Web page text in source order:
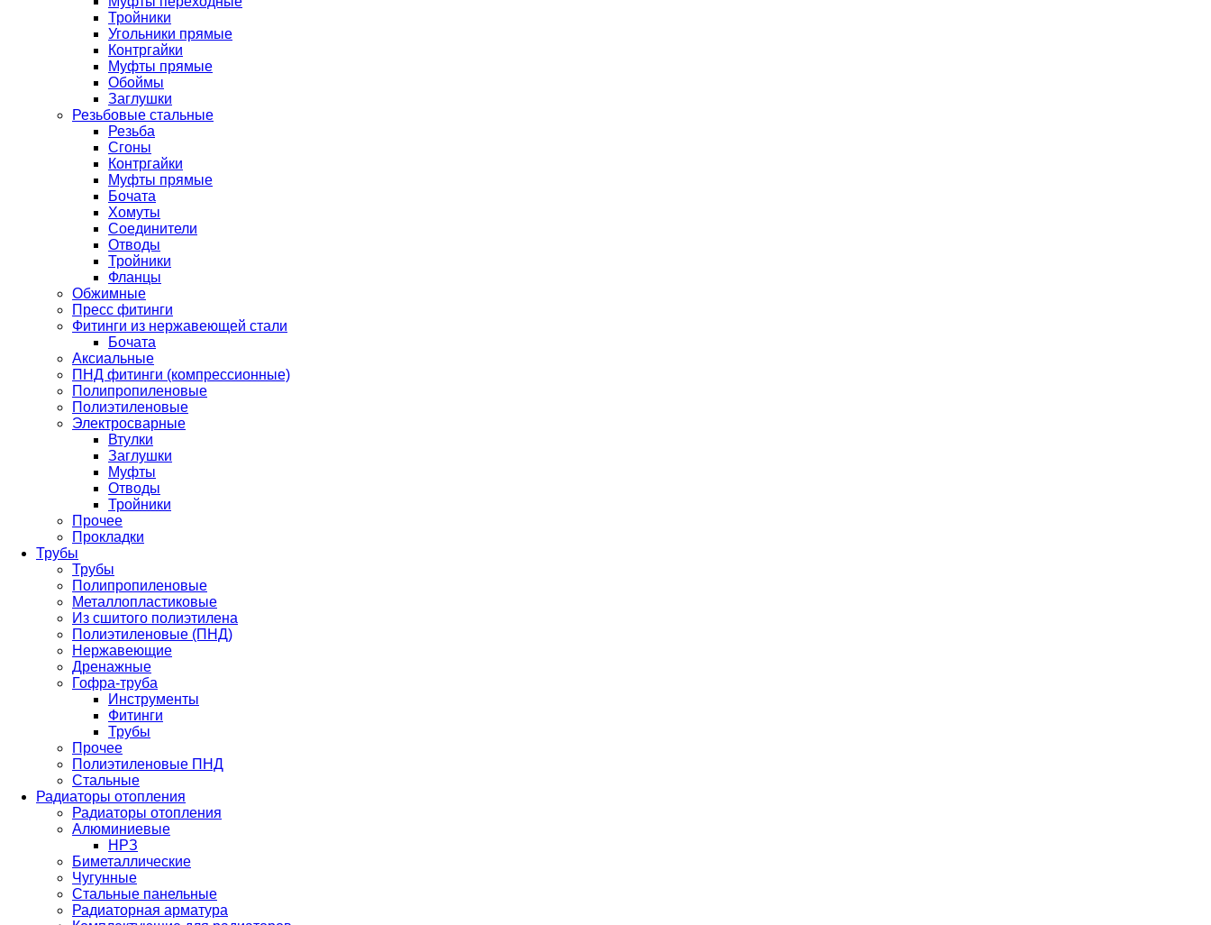
Тройники
Угольники прямые
Контргайки
Муфты прямые
Обоймы
Заглушки
Резьбовые стальные
Резьба
Сгоны
Контргайки
Муфты прямые
Бочата
Хомуты
Соединители
Отводы
Тройники
Фланцы
Обжимные
Пресс фитинги
Фитинги из нержавеющей стали
Бочата
Аксиальные
ПНД фитинги (компрессионные)
Полипропиленовые
Полиэтиленовые
Электросварные
Втулки
Заглушки
Муфты
Отводы
Тройники
Прочее
Прокладки
Трубы
Трубы
Полипропиленовые
Металлопластиковые
Из сшитого полиэтилена
Полиэтиленовые (ПНД)
Нержавеющие
Дренажные
Гофра-труба
Инструменты
Фитинги
Трубы
Прочее
Полиэтиленовые ПНД
Стальные
Радиаторы отопления
Радиаторы отопления
Алюминиевые
НРЗ
Биметаллические
Чугунные
Стальные панельные
Радиаторная арматура